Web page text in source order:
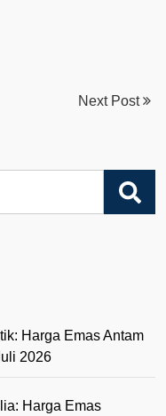
Next Post
Harga Emas Antam
2026
Harga Emas